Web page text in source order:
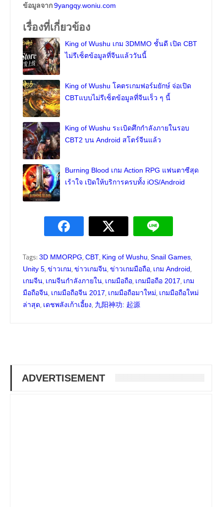
ข้อมูลจาก9yangqy.woniu.com
เรื่องที่เกี่ยวข้อง
King of Wushu เกม 3DMMO ชั้นดี เปิด CBT
ไม่รีเซ็ตข้อมูลที่จีนแล้ววันนี้
King of Wushu โคตรเกมฟอร์มยักษ์ จ่อเปิด
CBTแบบไม่รีเซ็ตข้อมูลที่จีนเร็ว ๆ นี้
King of Wushu ระเบิดศึกกำลังภายในรอบ
CBT2 บน Android สโตร์จีนแล้ว
Burning Blood เกม Action RPG แฟนตาซีสุด
เร้าใจ เปิดให้บริการครบทั้ง iOS/Android
Tags: 3D MMORPG, CBT, King of Wushu, Snail Games,
Unity 5, ข่าวเกม, ข่าวเกมจีน, ข่าวเกมมือถือ, เกม Android,
เกมจีน, เกมจีนกำลังภายใน, เกมมือถือ, เกมมือถือ 2017, เกม
มือถือจีน, เกมมือถือจีน 2017, เกมมือถือมาใหม่, เกมมือถือใหม่
ล่าสุด, เดชพลังเก้าเอี้ยง, 九阳神功: 起源
ADVERTISEMENT